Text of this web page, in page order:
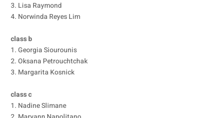
3. Lisa Raymond
4. Norwinda Reyes Lim
class b
1. Georgia Siourounis
2. Oksana Petrouchtchak
3. Margarita Kosnick
class c
1. Nadine Slimane